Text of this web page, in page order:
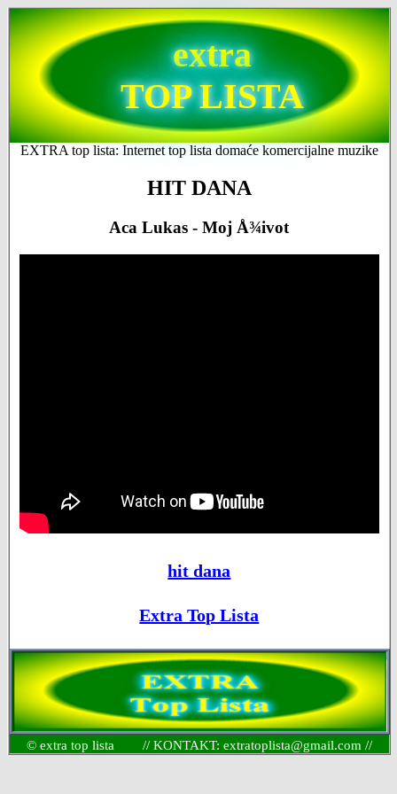
extra
TOP LISTA
EXTRA top lista: Internet top lista domaće komercijalne muzike
HIT DANA
Aca Lukas - Moj Å¾ivot
hit dana
Extra Top Lista
© extra top lista // KONTAKT: extratoplista@gmail.com //